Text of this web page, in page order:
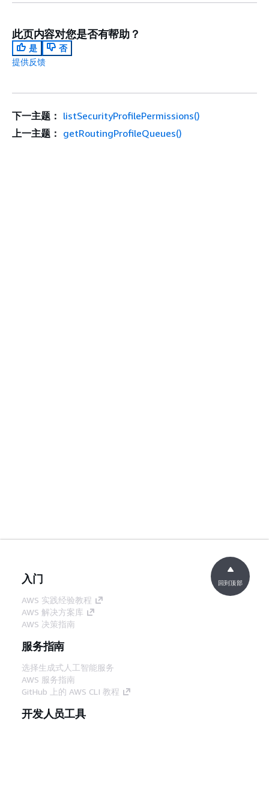
此页内容对您是否有帮助？
是
否
提供反馈
下一主题： listSecurityProfilePermissions()
上一主题： getRoutingProfileQueues()
入门
AWS 实践经验教程
AWS 解决方案库
AWS 决策指南
服务指南
选择生成式人工智能服务
AWS 服务指南
GitHub 上的 AWS CLI 教程
开发人员工具
回到顶部